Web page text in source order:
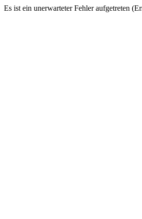
Es ist ein unerwarteter Fehler aufgetreten